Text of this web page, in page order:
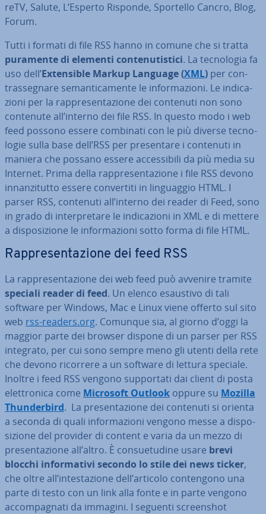
reTV, Salute, L’Esperto Risponde, Sportello Cancro, Blog,
Forum.
Tutti i formati di file RSS hanno in comune che si tratta
puramente di elementi con­te­nu­ti­sti­ci. La tec­no­lo­gia fa
uso dell’Ex­ten­si­ble Markup Language (XML) per con­
tras­se­gna­re se­man­ti­ca­men­te le in­for­ma­zio­ni. Le in­di­ca­
zio­ni per la rap­pre­sen­ta­zio­ne dei contenuti non sono
contenute all’interno dei file RSS. In questo modo i web
feed possono essere combinati con le più diverse tec­no­
lo­gie sulla base dell’RSS per pre­sen­ta­re i contenuti in
maniera che possano essere ac­ces­si­bi­li da più media su
Internet. Prima della rap­pre­sen­ta­zio­ne i file RSS devono
in­nan­zi­tut­to essere con­ver­ti­ti in lin­guag­gio HTML. I
parser RSS, contenuti all’interno dei reader di Feed, sono
in grado di in­ter­pre­ta­re le in­di­ca­zio­ni in XML e di mettere
a di­spo­si­zio­ne le in­for­ma­zio­ni sotto forma di file HTML.
Rap­pre­sen­ta­zio­ne dei feed RSS
La rap­pre­sen­ta­zio­ne dei web feed può avvenire tramite
speciali reader di feed. Un elenco esaustivo di tali
software per Windows, Mac e Linux viene offerto sul sito
web rss-readers.org. Comunque sia, al giorno d’oggi la
maggior parte dei browser dispone di un parser per RSS
integrato, per cui sono sempre meno gli utenti della rete
che devono ricorrere a un software di lettura speciale.
Inoltre i feed RSS vengono sup­por­ta­ti dai client di posta
elet­tro­ni­ca come Microsoft Outlook oppure su Mozilla
Thun­der­bird. La pre­sen­ta­zio­ne dei contenuti si orienta
a seconda di quali in­for­ma­zio­ni vengono messe a di­spo­
si­zio­ne del provider di content e varia da un mezzo di
pre­sen­ta­zio­ne all’altro. È con­sue­tu­di­ne usare brevi
blocchi in­for­ma­ti­vi secondo lo stile dei news ticker,
che oltre all’in­te­sta­zio­ne dell’articolo con­ten­go­no una
parte di testo con un link alla fonte e in parte vengono
ac­com­pa­gna­ti da immagini. I seguenti screen­shot